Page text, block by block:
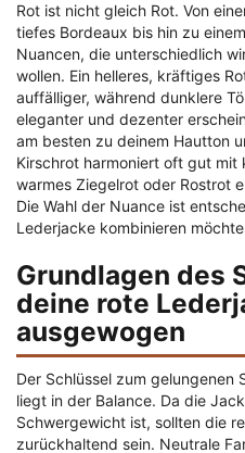
Rot ist nicht gleich Rot. Von
tiefes Bordeaux bis hin zu
Nuancen, die unterschiedlich
wollen. Ein helleres, kräftiges
auffälliger, während dunklere
eleganter und dezenter
am besten zu deinem Hautton
Kirschrot harmoniert oft gut
warmes Ziegelrot oder Rostrot
Die Wahl der Nuance ist
Lederjacke kombinieren
Grundlagen des
deine rote
ausgewogen
Der Schlüssel zum gelungenen
liegt in der Balance. Da die
Schwergewicht ist, sollten die
zurückhaltend sein. Neutrale